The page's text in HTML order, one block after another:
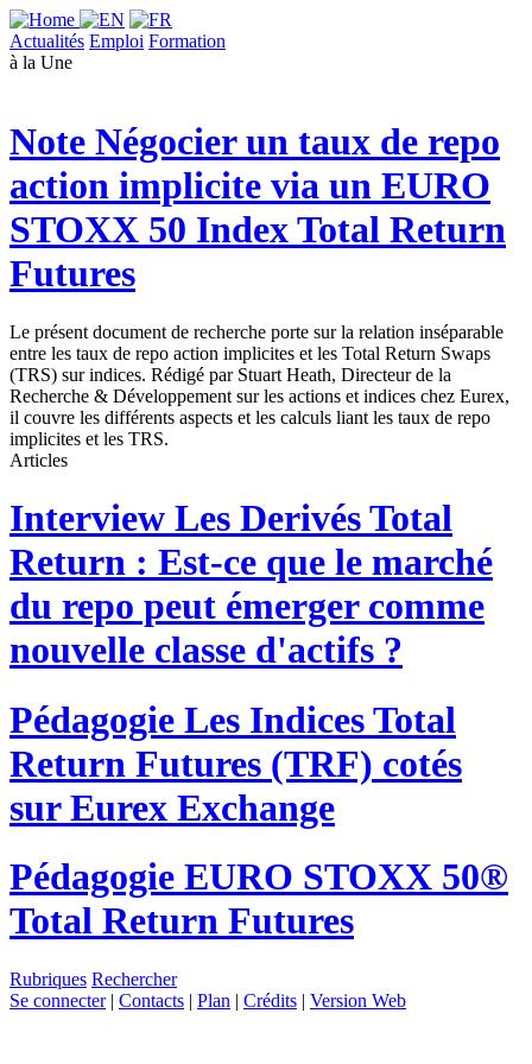
Actualités Emploi Formation
à la Une
Note Négocier un taux de repo
action implicite via un EURO
STOXX 50 Index Total Return
Futures
Le présent document de recherche porte sur la relation inséparable
entre les taux de repo action implicites et les Total Return Swaps
(TRS) sur indices. Rédigé par Stuart Heath, Directeur de la
Recherche & Développement sur les actions et indices chez Eurex,
il couvre les différents aspects et les calculs liant les taux de repo
implicites et les TRS.
Articles
Interview Les Derivés Total
Return : Est-ce que le marché
du repo peut émerger comme
nouvelle classe d'actifs ?
Pédagogie Les Indices Total
Return Futures (TRF) cotés
sur Eurex Exchange
Pédagogie EURO STOXX 50®
Total Return Futures
Rubriques Rechercher
Se connecter| Contacts | Plan | Crédits | Version Web